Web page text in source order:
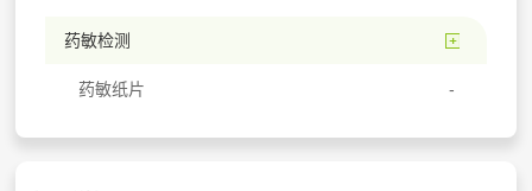
药敏检测
药敏纸片